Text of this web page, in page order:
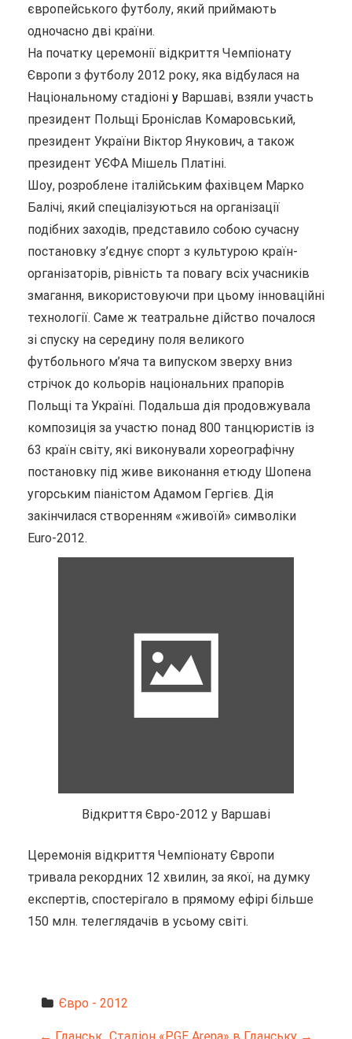
європейського футболу, який приймають
одночасно дві країни.
На початку церемонії відкриття Чемпіонату
Європи з футболу 2012 року, яка відбулася на
Національному стадіоні у Варшаві, взяли участь
президент Польщі Броніслав Комаровський,
президент України Віктор Янукович, а також
президент УЄФА Мішель Платіні.
Шоу, розроблене італійським фахівцем Марко
Балічі, який спеціалізуються на організації
подібних заходів, представило собою сучасну
постановку з’єднує спорт з культурою країн-
організаторів, рівність та повагу всіх учасників
змагання, використовуючи при цьому інноваційні
технології. Саме ж театральне дійство почалося
зі спуску на середину поля великого
футбольного м’яча та випуском зверху вниз
стрічок до кольорів національних прапорів
Польщі та Україні. Подальша дія продовжувала
композиція за участю понад 800 танцюристів із
63 країн світу, які виконували хореографічну
постановку під живе виконання етюду Шопена
угорським піаністом Адамом Гергієв. Дія
закінчилася створенням «живоїй» символіки
Euro-2012.
Відкриття Євро-2012 у Варшаві
Церемонія відкриття Чемпіонату Європи
тривала рекордних 12 хвилин, за якої, на думку
експертів, спостерігало в прямому ефірі більше
150 млн. телеглядачів в усьому світі.
Євро - 2012